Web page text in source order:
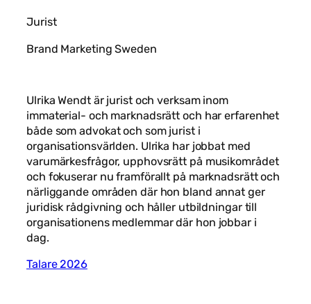
Jurist
Brand Marketing Sweden
Ulrika Wendt är jurist och verksam inom
immaterial- och marknadsrätt och har erfarenhet
både som advokat och som jurist i
organisationsvärlden. Ulrika har jobbat med
varumärkesfrågor, upphovsrätt på musikområdet
och fokuserar nu framförallt på marknadsrätt och
närliggande områden där hon bland annat ger
juridisk rådgivning och håller utbildningar till
organisationens medlemmar där hon jobbar i
dag.
Talare 2026